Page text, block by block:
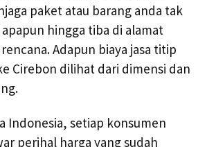
paket atau barang anda tak
hingga tiba di alamat
Adapun biaya jasa titip
Cirebon dilihat dari dimensi dan
Indonesia, setiap konsumen
perihal harga yang sudah